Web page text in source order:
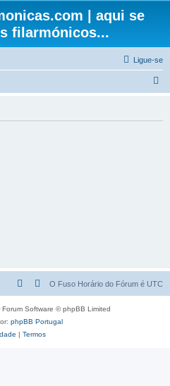
| aqui se
filarmónicos...
Ligue-se
O Fuso Horário do Fórum é UTC
Forum Software © phpBB Limited
phpBB Portugal
| Termos